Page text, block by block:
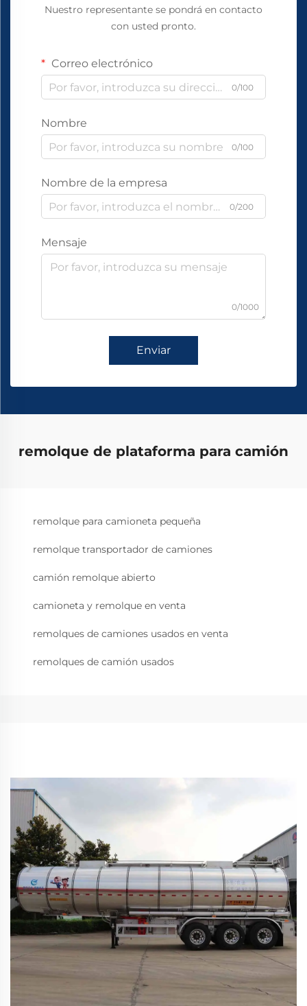
Nuestro representante se pondrá en contacto
con usted pronto.
Correo electrónico
0/100
Nombre
0/100
Nombre de la empresa
0/200
Mensaje
0/1000
Enviar
remolque de plataforma para camión
remolque para camioneta pequeña
remolque transportador de camiones
camión remolque abierto
camioneta y remolque en venta
remolques de camiones usados en venta
remolques de camión usados